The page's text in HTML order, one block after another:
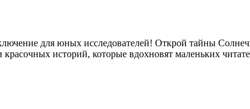
для юных исследователей! Открой тайны
историй, которые вдохновят маленьких